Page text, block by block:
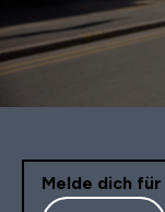
Melde dich